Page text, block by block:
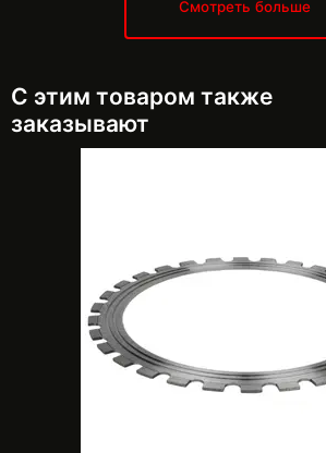
Смотреть больше
С этим товаром также
заказывают